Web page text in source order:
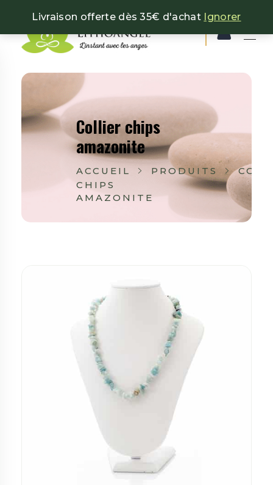
Livraison offerte dès 35€ d'achat Ignorer
ACCUEIL PRODUITS
CHIPS
AMAZONITE
Collier chips
amazonite